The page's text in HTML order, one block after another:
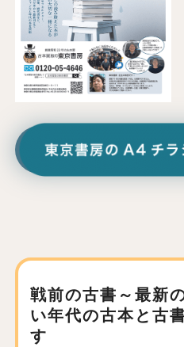
戦前の古書～最新
い年代の古本と古
す